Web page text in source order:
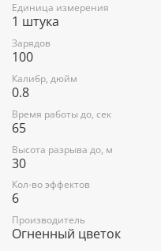
6. коротких трещащих
мерцающих огней.
Единица измерения
1 штука
Зарядов
100
Калибр, дюйм
0.8
Время работы до, сек
65
Высота разрыва до, м
30
Кол-во эффектов
6
Производитель
Огненный цветок